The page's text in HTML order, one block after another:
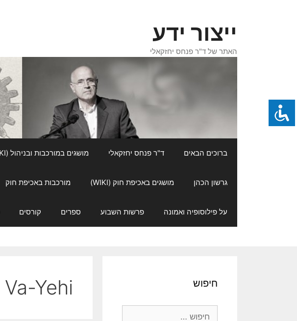
ייצור ידע
האתר של ד"ר פנחס יחזקאלי
ברוכים הבאים ד"ר פנחס יחזקאלי מושגים במורכבות ובניהול (WIKI)
גרשון הכהן מושגים באכיפת חוק (WIKI) מורכבות באכיפת חוק
על פילוסופיה ואמונה פרשות השבוע ספרים קורסים
Va-Yehi חיפוש